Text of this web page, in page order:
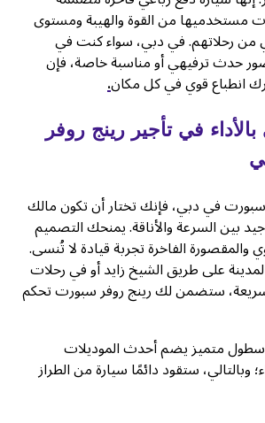
مستخدميها من القوة والهيبة ومستوى
من رحلاتهم. في دبي، سواء كنت في
حدث ترفيهي أو مناسبة خاصة، فإن
انطباع قوي في كل مكان.
بالأداء في تأجير رينج روفر
سبورت في دبي، فإنك تختار أن تكون مالك
بين السرعة والأناقة. يمنحك التصميم
والمقصورة الفاخرة تجربة قيادة لا تُنسى.
على طريق الشيخ زايد أو في رحلات
ستضمن لك رينج روفر سبورت تحكم
متميز يضم أحدث الموديلات
وبالتالي، ستقود دائمًا سيارة من الطراز